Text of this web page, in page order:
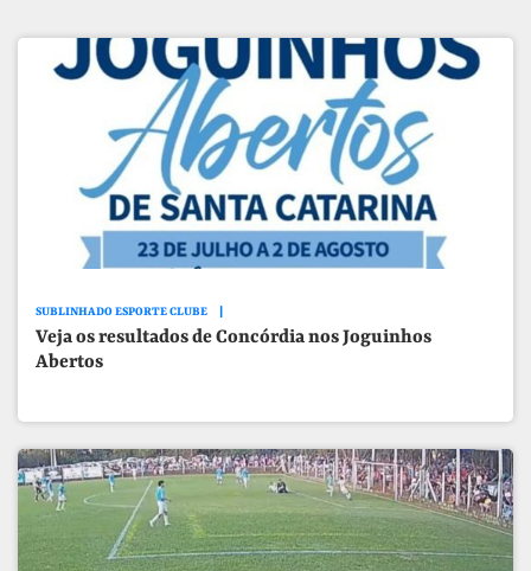
SUBLINHADO ESPORTE CLUBE
Veja os resultados de Concórdia nos Joguinhos
Abertos